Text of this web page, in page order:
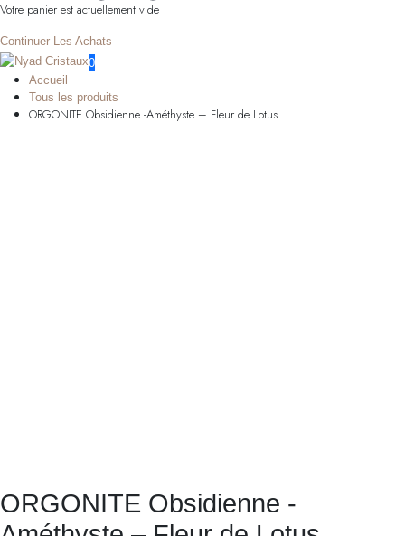
Votre panier est actuellement vide
Continuer Les Achats
0
Accueil
Tous les produits
ORGONITE Obsidienne -Améthyste – Fleur de Lotus
ORGONITE Obsidienne -